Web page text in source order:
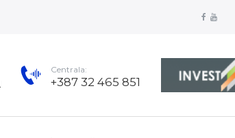
Centrala:
+387 32 465 851